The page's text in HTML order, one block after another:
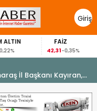
Giriş
Yap
-0,35%
İl Başkanı Kayıran,